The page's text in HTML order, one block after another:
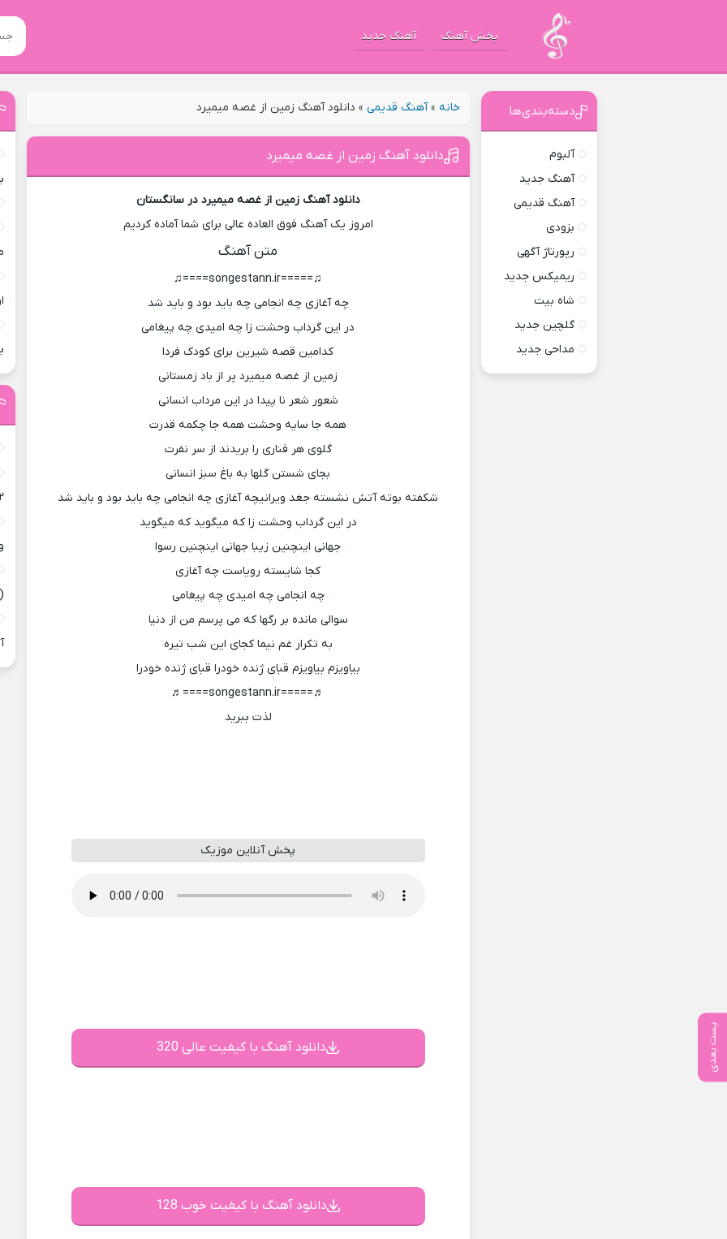
پخش آهنگ آهنگ جدید
خانه »آهنگ قدیمی » دانلود آهنگ زمین از غصه میمیرد
پست بعدی
دانلود آهنگ زمین از غصه میمیرد
دانلود آهنگ زمین از غصه میمیرد در سانگستان
امروز یک آهنگ فوق العاده عالی برای شما آماده کردیم
متن آهنگ
♫=====songestann.ir====♫
چه آغازی چه انجامی چه باید بود و باید شد
در این گرداب وحشت زا چه امیدی چه پیغامی
کدامین قصه شیرین برای کودک فردا
زمین از غصه میمیرد پر از باد زمستانی
شعور شعر نا پیدا در این مرداب انسانی
همه جا سایه وحشت همه جا چکمه قدرت
گلوی هر فناری را بریدند از سر نفرت
بجای شستن گلها به باغ سبز انسانی
شکفته بوته آتش نشسته جغد ویرانیچه آغازی چه انجامی چه باید بود و باید شد
در این گرداب وحشت زا که میگوید که میگوید
جهانی اینچنین زیبا جهانی اینچنین رسوا
کجا شایسته رویاست چه آغازی
چه انجامی چه امیدی چه پیغامی
سوالی مانده بر رگها که می پرسم من از دنیا
به تکرار غم نیما کجای این شب تیره
بیاویزم بیاویزم قبای ژنده خودرا قبای ژنده خودرا
♬=====songestann.ir====♬
لذت ببرید
پخش آنلاین موزیک
دانلود آهنگ با کیفیت عالی 320
دانلود آهنگ با کیفیت خوب 128
دسته‌بندی‌ها
آلبوم
آهنگ جدید
آهنگ قدیمی
بزودی
رپورتاژ آگهی
ریمیکس جدید
شاه بیت
گلچین جدید
مداحی جدید
۲